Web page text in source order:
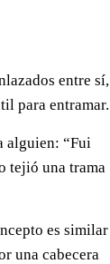
entre sí,
para entramar.
alguien: “Fui
tejió una trama
es similar
una cabecera